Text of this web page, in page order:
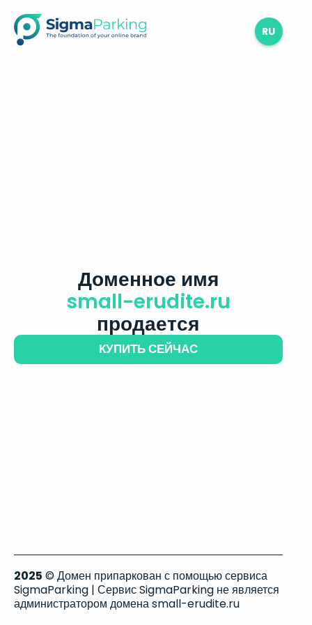
RU
Доменное имя
small-erudite.ru
продается
КУПИТЬ СЕЙЧАС
2025 © Домен припаркован с помощью сервиса
SigmaParking | Сервис SigmaParking не является
администратором домена small-erudite.ru